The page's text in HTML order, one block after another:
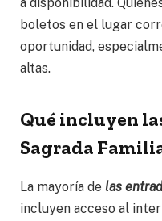
boletos en el lugar
oportunidad,
altas.
Qué incluyen
Sagrada
La mayoría de las
incluyen acceso al